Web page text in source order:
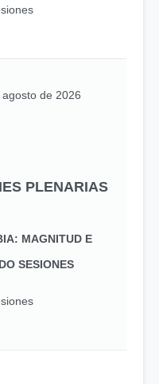
de 2026
PLENARIAS
MAGNITUD E
SESIONES